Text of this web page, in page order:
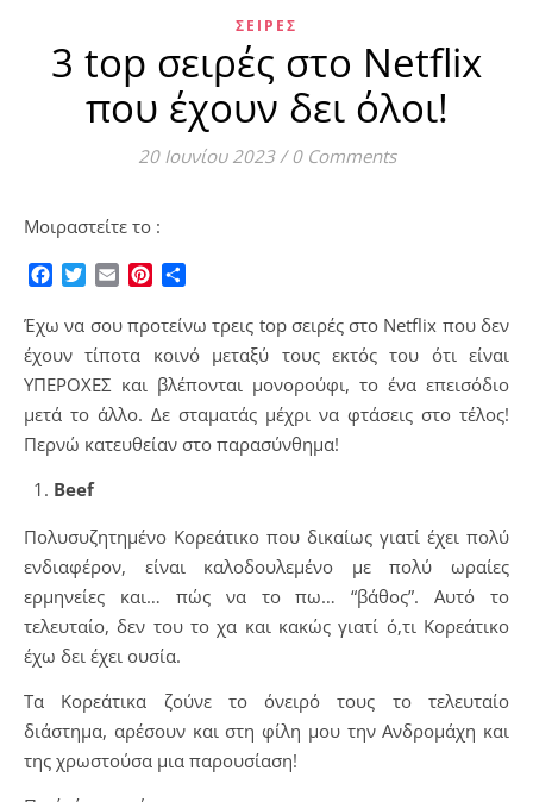
ΣΕΙΡΈΣ
3 top σειρές στο Netflix
που έχουν δει όλοι!
20 Ιουνίου 2023 / 0 Comments
Μοιραστείτε το :
Facebook
TwitterEmailPinterest
Έχω να σου προτείνω τρεις top σειρές στο Netflix που δεν
έχουν τίποτα κοινό μεταξύ τους εκτός του ότι είναι
ΥΠΕΡΟΧΕΣ και βλέπονται μονορούφι, το ένα επεισόδιο
μετά το άλλο. Δε σταματάς μέχρι να φτάσεις στο τέλος!
Περνώ κατευθείαν στο παρασύνθημα!
Beef
Πολυσυζητημένο Κορεάτικο που δικαίως γιατί έχει πολύ
ενδιαφέρον, είναι καλοδουλεμένο με πολύ ωραίες
ερμηνείες και… πώς να το πω… “βάθος”. Αυτό το
τελευταίο, δεν του το χα και κακώς γιατί ό,τι Κορεάτικο
έχω δει έχει ουσία.
Τα Κορεάτικα ζούνε το όνειρό τους το τελευταίο
διάστημα, αρέσουν και στη φίλη μου την Ανδρομάχη και
της χρωστούσα μια παρουσίαση!